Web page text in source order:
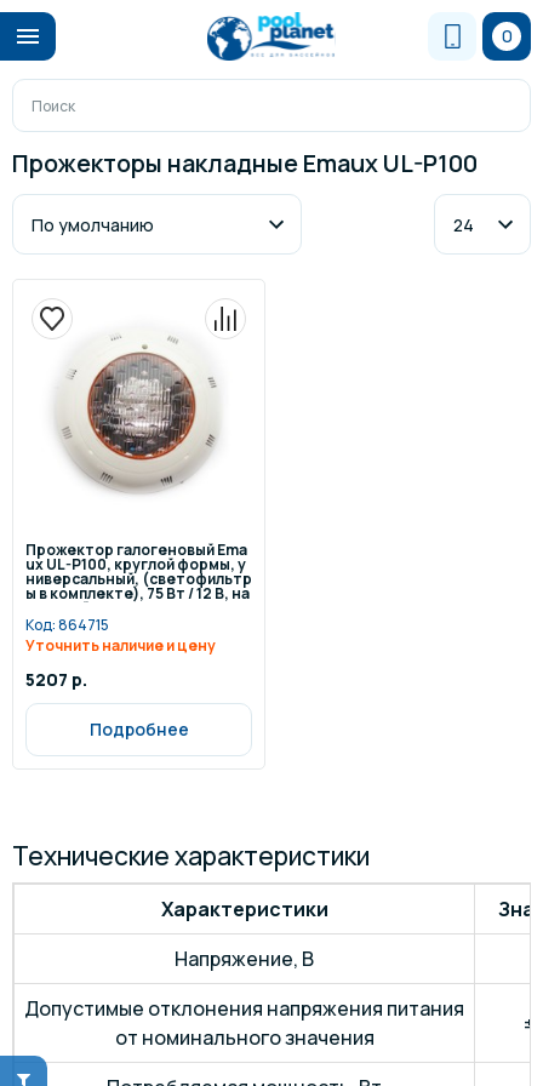
0
Прожекторы накладные Emaux UL-P100
Прожектор галогеновый Ema
ux UL-P100, круглой формы, у
ниверсальный, (светофильтр
ы в комплекте), 75 Вт / 12 В, на
кладной
Код:864715
Уточнить наличие и цену
5207 р.
Подробнее
Технические характеристики
Характеристики
Напряжение, В
Допустимые отклонения напряжения питания
от номинального значения
±